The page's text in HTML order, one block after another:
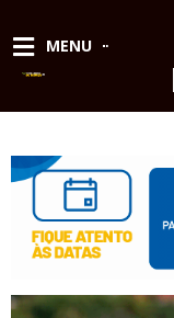
conteúdo
MENU